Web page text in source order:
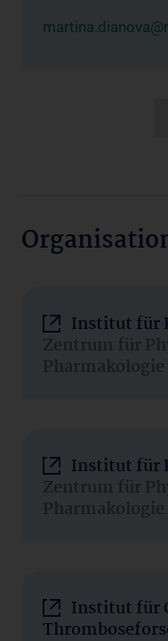
Institut für
Zentrum für
Pharmakologie
Institut für
Zentrum für
Pharmakologie
Institut für